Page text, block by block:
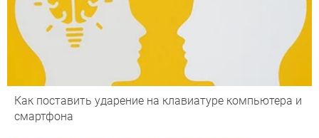
Как поставить ударение на клавиатуре компьютера и
смартфона